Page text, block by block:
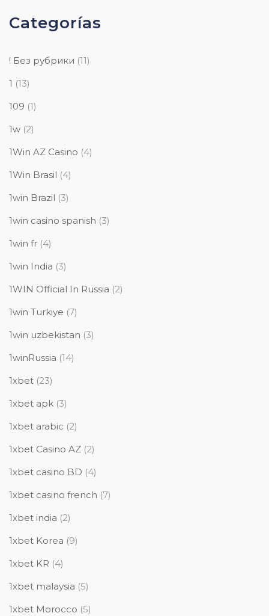
Categorías
! Без рубрики (11)
1 (13)
109 (1)
1w (2)
1Win AZ Casino (4)
1Win Brasil (4)
1win Brazil (3)
1win casino spanish (3)
1win fr (4)
1win India (3)
1WIN Official In Russia (2)
1win Turkiye (7)
1win uzbekistan (3)
1winRussia (14)
1xbet (23)
1xbet apk (3)
1xbet arabic (2)
1xbet Casino AZ (2)
1xbet casino BD (4)
1xbet casino french (7)
1xbet india (2)
1xbet Korea (9)
1xbet KR (4)
1xbet malaysia (5)
1xbet Morocco (5)